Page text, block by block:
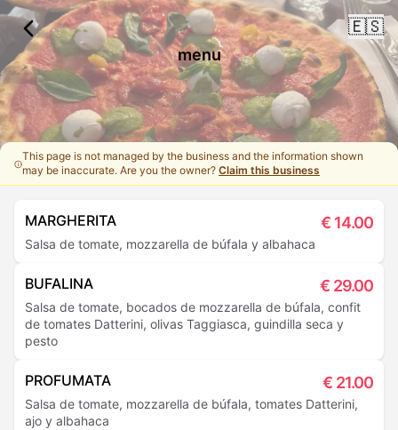
🇪🇸
menu
This page is not managed by the business and the information shown
may be inaccurate. Are you the owner?Claim this business
MARGHERITA € 14.00
Salsa de tomate, mozzarella de búfala y albahaca
BUFALINA € 29.00
Salsa de tomate, bocados de mozzarella de búfala, confit
de tomates Datterini, olivas Taggiasca, guindilla seca y
pesto
PROFUMATA € 21.00
Salsa de tomate, mozzarella de búfala, tomates Datterini,
ajo y albahaca